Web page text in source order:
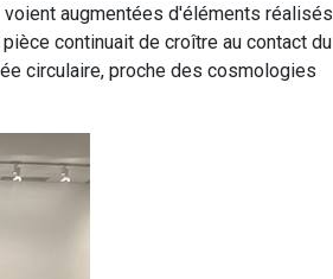
augmentées d'éléments réalisés
continuait de croître au contact du
circulaire, proche des cosmologies